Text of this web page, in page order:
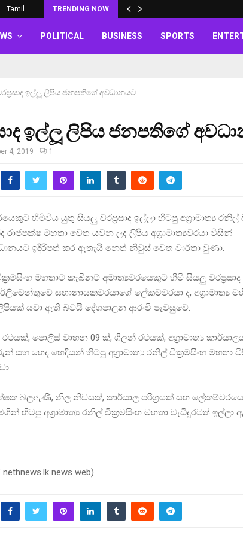
Tamil TRENDING NOW
POLITICAL BUSINESS SPORTS
ඉල්ලූ ලිපිය ජනපතිගේ අවධානයට
ඉල්ලූ ලිපිය ජනපතිගේ
4, 2019 1
හිමිවිය යුතු සියලු වරප‍්‍රසාද ඉල්ලා හිටපු අග‍්‍රාමාත්‍ය රනිල්
රාජපක්ෂ මහතා වෙත යවන ලද ලිපිය අග‍්‍රාමාත්‍යවරයා විසින්
ඉදිරිපත් කර ඇතැයි නෙත් නිවුස් වෙත වාර්තා වුණා.
මහතාට කැබිනට් අමාත්‍යවරයෙකුට හිමි සියලු වරප‍්‍රසාද
සභානායකවරයාගේ ලේකම්වරයා ද, අග‍්‍රාමාත්‍ය
යවා ඇති බවයි දේශපාලන ආරංචි පැවසුවේ.
පොලිස් වාහන 09 ක්, ගිලන් රථයක්, අග‍්‍රාමාත්‍ය
සහ හෙද හෙදියන් හිටපු අග‍්‍රාමාත්‍ය රනිල් වික‍්‍රමසිංහ මහතා
බලඇණි, නිල නිවසක්, කාර්යාල පරිශ‍්‍රයක් සහ
හිටපු අග‍්‍රාමාත්‍ය රනිල් වික‍්‍රමසිංහ මහතා වැඩිදුරටත් ඉල්ලා
news web)